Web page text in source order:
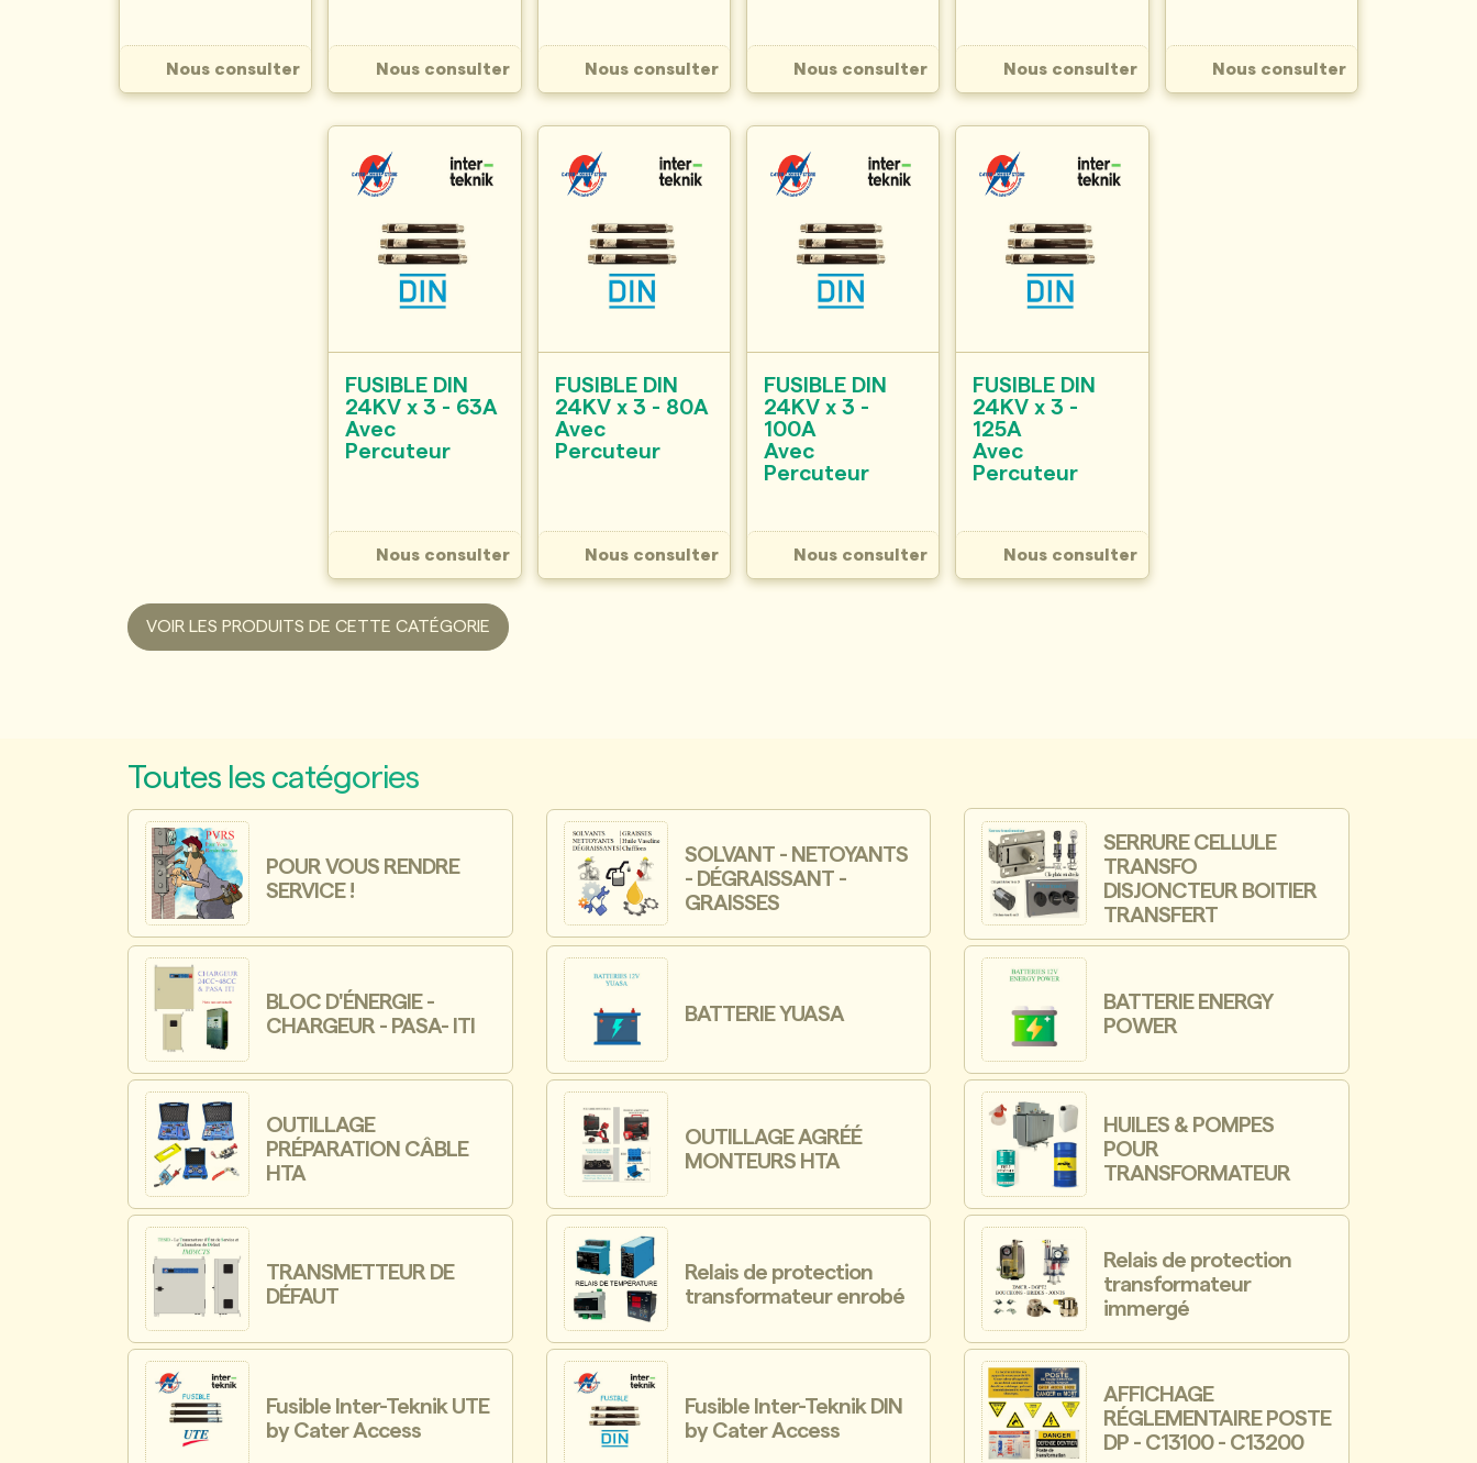
Nous consulter Nous consulter Nous consulter Nous consulter Nous consulter Nous consulter
FUSIBLE DIN
24KV x 3 - 63A
Avec
Percuteur
Nous consulter
FUSIBLE DIN
24KV x 3 - 80A
Avec
Percuteur
Nous consulter
FUSIBLE DIN
24KV x 3 -
100A
Avec
Percuteur
Nous consulter
FUSIBLE DIN
24KV x 3 -
125A
Avec
Percuteur
Nous consulter
VOIR LES PRODUITS DE CETTE CATÉGORIE
Toutes les catégories
POUR VOUS RENDRE
SERVICE !
SOLVANT - NETOYANTS
- DÉGRAISSANT -
GRAISSES
SERRURE CELLULE
TRANSFO
DISJONCTEUR BOITIER
TRANSFERT
BLOC D'ÉNERGIE -
CHARGEUR - PASA- ITI
BATTERIE YUASA
BATTERIE ENERGY
POWER
OUTILLAGE
PRÉPARATION CÂBLE
HTA
OUTILLAGE AGRÉÉ
MONTEURS HTA
HUILES & POMPES
POUR
TRANSFORMATEUR
TRANSMETTEUR DE
DÉFAUT
Relais de protection
transformateur enrobé
Relais de protection
transformateur
immergé
Fusible Inter-Teknik UTE
by Cater Access
Fusible Inter-Teknik DIN
by Cater Access
AFFICHAGE
RÉGLEMENTAIRE POSTE
DP - C13100 - C13200